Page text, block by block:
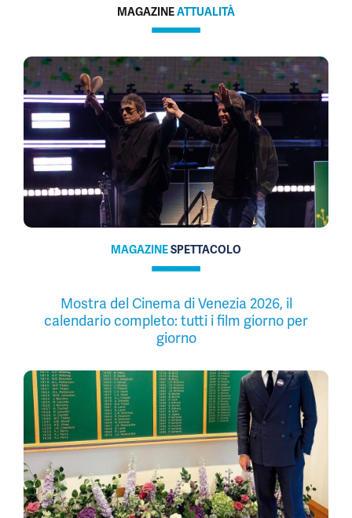
MAGAZINEATTUALITÀ
MAGAZINESPETTACOLO
Mostra del Cinema di Venezia 2026, il
calendario completo: tutti i film giorno per
giorno